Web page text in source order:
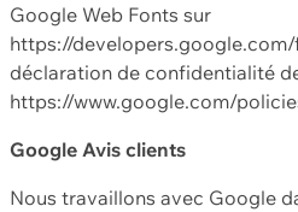
Google Web Fonts sur
https://
déclaration de confidentialité
https://www.google.com/
Google Avis clients
Nous travaillons avec Google